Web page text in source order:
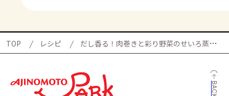
TOP レシピ だし香る！肉巻きと彩り野菜のせいろ蒸しの献立